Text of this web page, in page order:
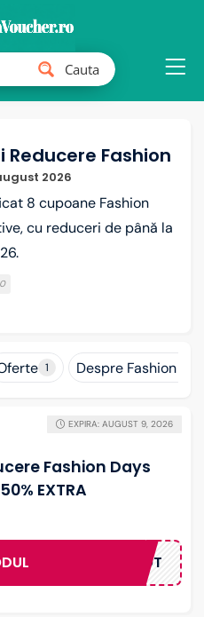
Cauta
Reducere Fashion
2026
8 cupoane Fashion
cu reduceri de până la
1 Despre Fashion
Fashion Days
EXTRA
EXPIRA: AUGUST 9, 2026
HOT